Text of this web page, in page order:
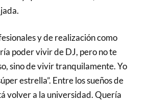
y de realización como
poder vivir de DJ, pero no te
sino de vivir tranquilamente. Yo
estrella”. Entre los sueños de
volver a la universidad. Quería